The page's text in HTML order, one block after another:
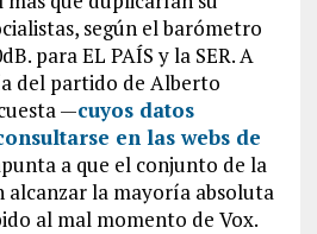
según el barómetro
para EL PAÍS y la SER. A
del partido de Alberto
—cuyos datos
en las webs de
a que el conjunto de la
alcanzar la mayoría absoluta
al mal momento de Vox.